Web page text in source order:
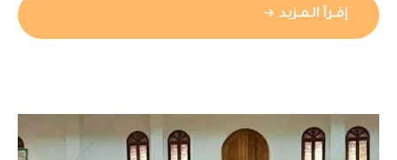
إقــرأ الـمــزيـد